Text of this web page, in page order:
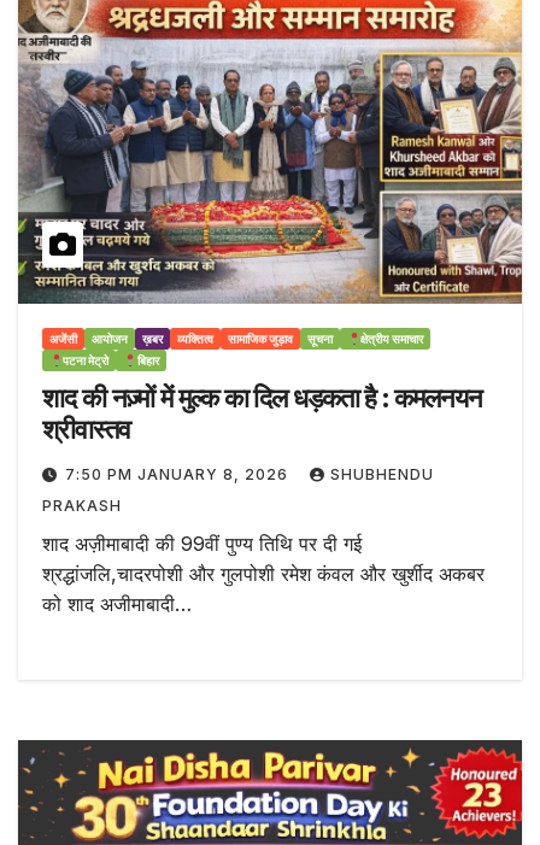
अजेंसी आयोजन ख़बर व्यक्तित्व सामाजिक जुड़ाव सूचना
क्षेत्रीय समाचार
पटना मेट्रो
बिहार
शाद की नज़्मों में मुल्क का दिल धड़कता है : कमलनयन
श्रीवास्तव
7:50 PM JANUARY 8, 2026
SHUBHENDU
PRAKASH
शाद अज़ीमाबादी की 99वीं पुण्य तिथि पर दी गई
श्रद्धांजलि,चादरपोशी और गुलपोशी रमेश कंवल और खुर्शीद अकबर
को शाद अजीमाबादी…